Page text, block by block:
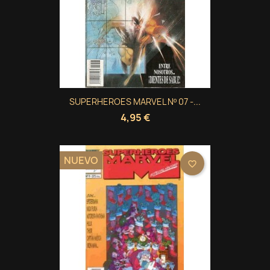
SUPERHEROES MARVEL Nº 07 -...
4,95 €
NUEVO favorite_border